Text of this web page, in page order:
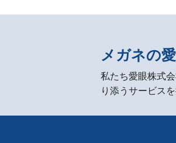
メガネの
私たち愛眼株式
り添うサービス